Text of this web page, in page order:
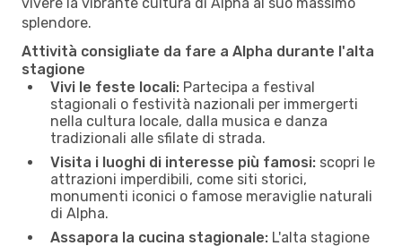
splendore.
Attività consigliate da fare a Alpha durante l'alta
stagione
Vivi le feste locali: Partecipa a festival
stagionali o festività nazionali per immergerti
nella cultura locale, dalla musica e danza
tradizionali alle sfilate di strada.
Visita i luoghi di interesse più famosi: scopri le
attrazioni imperdibili, come siti storici,
monumenti iconici o famose meraviglie naturali
di Alpha.
Assapora la cucina stagionale: L'alta stagione